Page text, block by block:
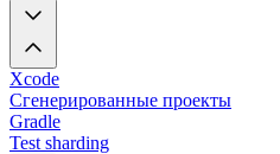
Xcode
Сгенерированные проекты
Gradle
Test sharding